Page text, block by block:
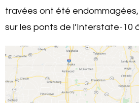
travées ont été
sur les ponts de l’Interstate-10